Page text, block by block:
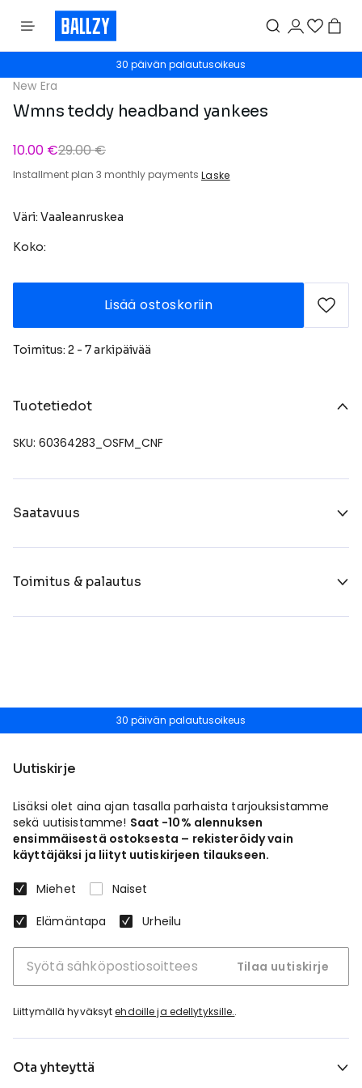
30 päivän palautusoikeus
New Era
Wmns teddy headband yankees
10.00 €29.00 €
Installment plan 3 monthly payments Laske
Väri: Vaaleanruskea
Koko:
Lisää ostoskoriin
Toimitus: 2 - 7 arkipäivää
Tuotetiedot
SKU: 60364283_OSFM_CNF
Saatavuus
Toimitus & palautus
30 päivän palautusoikeus
Uutiskirje
Lisäksi olet aina ajan tasalla parhaista tarjouksistamme
sekä uutisistamme! Saat -10% alennuksen
ensimmäisestä ostoksesta – rekisteröidy vain
käyttäjäksi ja liityt uutiskirjeen tilaukseen.
Miehet
Naiset
Elämäntapa
Urheilu
Tilaa uutiskirje
Liittymällä hyväksytehdoille ja edellytyksille..
Ota yhteyttä